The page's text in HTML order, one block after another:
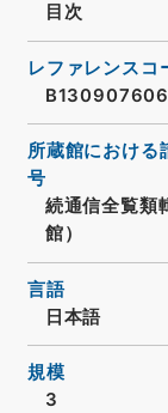
目次
レファレンスコ
所蔵館における
号
続通信全覧類
館）
言語
日本語
規模
3